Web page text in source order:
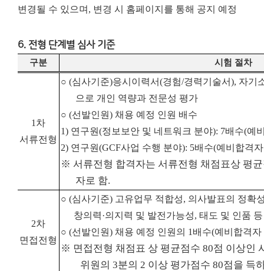
변경될 수 있으며, 변경 시 홈페이지를 통해 공지 예정
6. 전형 단계별 심사 기준
구분 시험 절차
1 차
서류전형
○ (심사기준)응시이력서(경험/경력기술서), 자기
으로 개인 역량과 전문성 평가
○ (선발인원) 채용 예정 인원 배수
1) 연구원(정보보안 및 네트워크 분야): 7배수(예
2) 연구원(GCF사업 수행 분야): 5배수(예비합격
※ 서류전형 합격자는 서류전형 채점표상 평
자로 함.
2차
면접전형
○ (심사기준) 고유업무 적합성, 의사발표의 정확
창의력·의지력 및 발전가능성,태도 및 인품
○ (선발인원) 채용 예정 인원의 1 배수(예비합격자
※ 면접전형 채점표 상 평균점수 80점 이상인
위원의 3분의 2 이상 평가점수 80점을 득